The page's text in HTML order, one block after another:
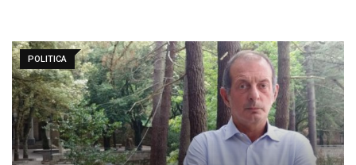
POLITICA